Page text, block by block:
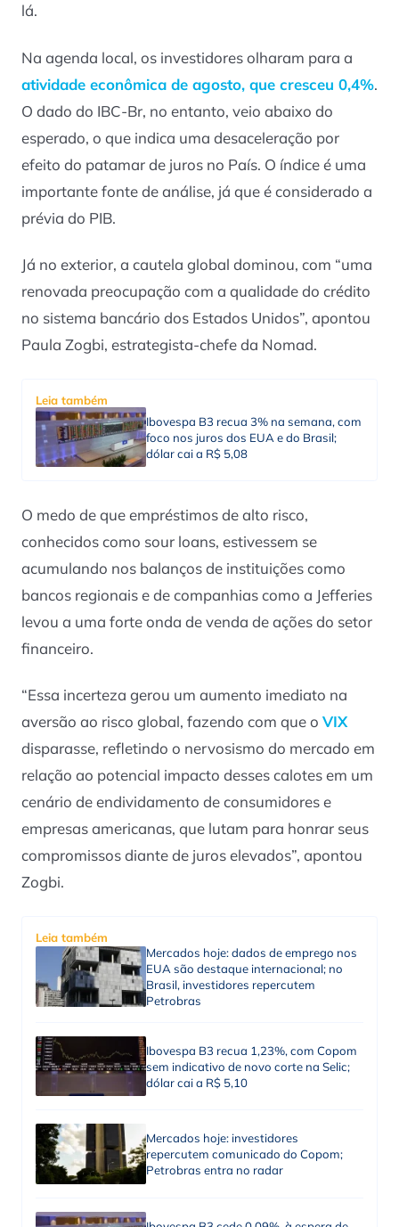
lá.
Na agenda local, os investidores olharam para a
atividade econômica de agosto, que cresceu 0,4%.
O dado do IBC-Br, no entanto, veio abaixo do
esperado, o que indica uma desaceleração por
efeito do patamar de juros no País. O índice é uma
importante fonte de análise, já que é considerado a
prévia do PIB.
Já no exterior, a cautela global dominou, com “uma
renovada preocupação com a qualidade do crédito
no sistema bancário dos Estados Unidos”, apontou
Paula Zogbi, estrategista-chefe da Nomad.
Leia também
Ibovespa B3 recua 3% na semana, com
foco nos juros dos EUA e do Brasil;
dólar cai a R$ 5,08
O medo de que empréstimos de alto risco,
conhecidos como sour loans, estivessem se
acumulando nos balanços de instituições como
bancos regionais e de companhias como a Jefferies
levou a uma forte onda de venda de ações do setor
financeiro.
“Essa incerteza gerou um aumento imediato na
aversão ao risco global, fazendo com que o VIX
disparasse, refletindo o nervosismo do mercado em
relação ao potencial impacto desses calotes em um
cenário de endividamento de consumidores e
empresas americanas, que lutam para honrar seus
compromissos diante de juros elevados”, apontou
Zogbi.
Leia também
Mercados hoje: dados de emprego nos
EUA são destaque internacional; no
Brasil, investidores repercutem
Petrobras
Ibovespa B3 recua 1,23%, com Copom
sem indicativo de novo corte na Selic;
dólar cai a R$ 5,10
Mercados hoje: investidores
repercutem comunicado do Copom;
Petrobras entra no radar